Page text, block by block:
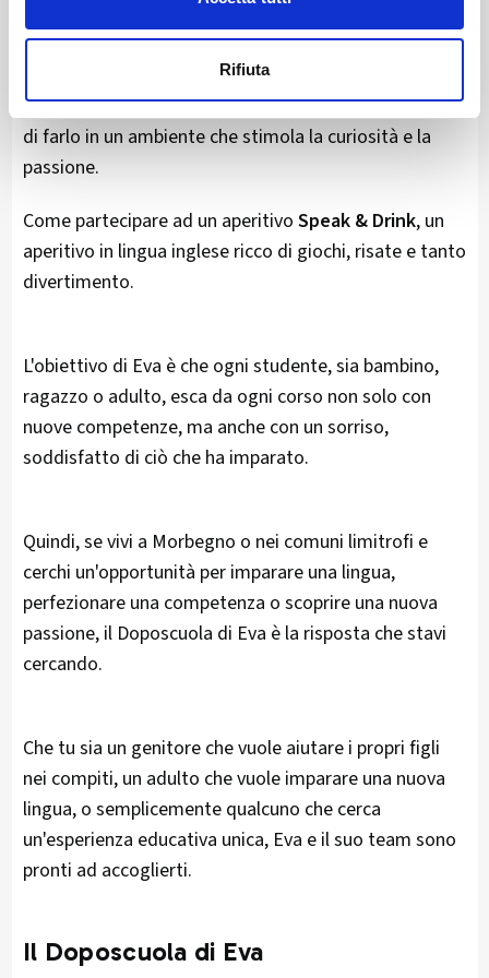
Rifiuta
sull'
Non si tratta solo di imparare qualcosa di nuovo, ma
di farlo in un ambiente che stimola la curiosità e la
passione.
Come partecipare ad un aperitivo Speak & Drink, un
aperitivo in lingua inglese ricco di giochi, risate e tanto
divertimento.
L'obiettivo di Eva è che ogni studente, sia bambino,
ragazzo o adulto, esca da ogni corso non solo con
nuove competenze, ma anche con un sorriso,
soddisfatto di ciò che ha imparato.
Quindi, se vivi a Morbegno o nei comuni limitrofi e
cerchi un'opportunità per imparare una lingua,
perfezionare una competenza o scoprire una nuova
passione, il Doposcuola di Eva è la risposta che stavi
cercando.
Che tu sia un genitore che vuole aiutare i propri figli
nei compiti, un adulto che vuole imparare una nuova
lingua, o semplicemente qualcuno che cerca
un'esperienza educativa unica, Eva e il suo team sono
pronti ad accoglierti.
Il Doposcuola di Eva